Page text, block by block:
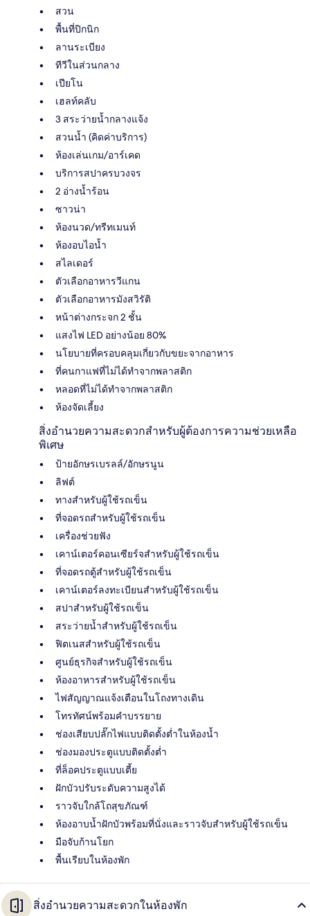
สวน
พื้นที่ปิกนิก
ลานระเบียง
ทีวีในส่วนกลาง
เปียโน
เฮลท์คลับ
3 สระว่ายน้ำกลางแจ้ง
สวนน้ำ (คิดค่าบริการ)
ห้องเล่นเกม/อาร์เคด
บริการสปาครบวงจร
2 อ่างน้ำร้อน
ซาวน่า
ห้องนวด/ทรีทเมนท์
ห้องอบไอน้ำ
สไลเดอร์
ตัวเลือกอาหารวีแกน
ตัวเลือกอาหารมังสวิรัติ
หน้าต่างกระจก 2 ชั้น
แสงไฟ LED อย่างน้อย 80%
นโยบายที่ครอบคลุมเกี่ยวกับขยะจากอาหาร
ที่คนกาแฟที่ไม่ได้ทำจากพลาสติก
หลอดที่ไม่ได้ทำจากพลาสติก
ห้องจัดเลี้ยง
สิ่งอำนวยความสะดวกสำหรับผู้ต้องการความช่วยเหลือ
พิเศษ
ป้ายอักษรเบรลล์/อักษรนูน
ลิฟต์
ทางสำหรับผู้ใช้รถเข็น
ที่จอดรถสำหรับผู้ใช้รถเข็น
เครื่องช่วยฟัง
เคาน์เตอร์คอนเซียร์จสำหรับผู้ใช้รถเข็น
ที่จอดรถตู้สำหรับผู้ใช้รถเข็น
เคาน์เตอร์ลงทะเบียนสำหรับผู้ใช้รถเข็น
สปาสำหรับผู้ใช้รถเข็น
สระว่ายน้ำสำหรับผู้ใช้รถเข็น
ฟิตเนสสำหรับผู้ใช้รถเข็น
ศูนย์ธุรกิจสำหรับผู้ใช้รถเข็น
ห้องอาหารสำหรับผู้ใช้รถเข็น
ไฟสัญญาณแจ้งเตือนในโถงทางเดิน
โทรทัศน์พร้อมคำบรรยาย
ช่องเสียบปลั๊กไฟแบบติดตั้งต่ำในห้องน้ำ
ช่องมองประตูแบบติดตั้งต่ำ
ที่ล็อคประตูแบบเตี้ย
ฝักบัวปรับระดับความสูงได้
ราวจับใกล้โถสุขภัณฑ์
ห้องอาบน้ำฝักบัวพร้อมที่นั่งและราวจับสำหรับผู้ใช้รถเข็น
มือจับก้านโยก
พื้นเรียบในห้องพัก
สิ่งอำนวยความสะดวกในห้องพัก